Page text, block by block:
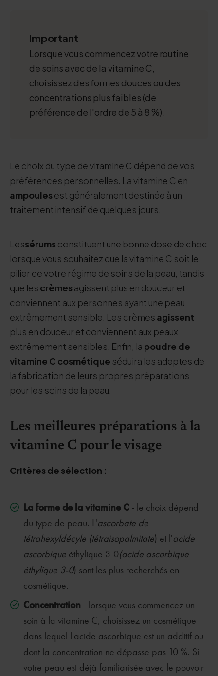
Important
Lorsque vous commencez votre routine
de soins avec de la vitamine C,
choisissez des formes douces ou des
concentrations plus faibles (de
préférence de l'ordre de 5 à 8 %).
Le choix du type de vitamine C dépend de vos
préférences personnelles. La vitamine C en
ampoules est généralement destinée à un
traitement intensif de quelques jours.
Lessérums constituent une bonne dose de choc
lorsque vous souhaitez que la vitamine C soit le
pilier de votre régime de soins de la peau, tandis
que les crèmes agissent plus en douceur et
conviennent aux personnes ayant une peau
extrêmement sensible. Les crèmes agissent
plus en douceur et conviennent aux peaux
extrêmement sensibles. Enfin, la poudre de
vitamine C cosmétique séduira les adeptes de
la fabrication de leurs propres préparations
pour les soins de la peau.
Les meilleures préparations à la
vitamine C pour le visage
Critères de sélection :
La forme de la vitamine C - le choix dépend
du type de peau. L'ascorbate de
tétrahexyldécyle (tétraisopalmitate) et l'acide
ascorbique éthylique 3-0(acide ascorbique
éthylique 3-0) sont les plus recherchés en
cosmétique.
Concentration - lorsque vous commencez un
soin à la vitamine C, choisissez un cosmétique
dans lequel l'acide ascorbique est un additif ou
dont la concentration ne dépasse pas 10 %. Si
votre peau est déjà familiarisée avec le pouvoir